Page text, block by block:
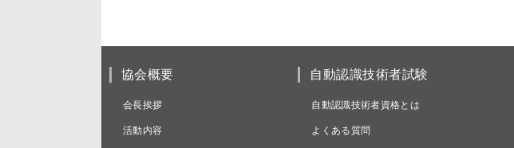
協会概要
会長挨拶
活動内容
自動認識技術者試験
自動認識技術者資格とは
よくある質問